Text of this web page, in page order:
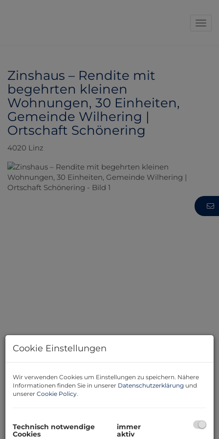
Zinshaus – Rendite mit
begehrten kleinen
Wohnungen, 30 Einheiten,
Gemeinde Wilhering |
Ortschaft Schönering
4020 Linz
Beschreibung
Anlageobjekt / Zinshaus
Ein Mehrparteien-Wohnhaus in Wilhering/OÖ.
„smart and simple living“ am westlichen Rand der
Cookie Einstellungen
Wir verwenden Cookies um Einstellungen zu speichern. Nähere
Informationen finden Sie in unserer Datenschutzerklärung und
unserer Cookie Policy.
Technisch notwendige
Cookies
immer
aktiv